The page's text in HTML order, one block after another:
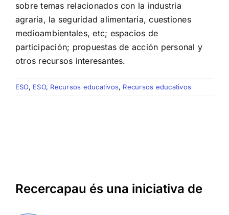
sobre temas relacionados con la industria
agraria, la seguridad alimentaria, cuestiones
medioambientales, etc; espacios de
participación; propuestas de acción personal y
otros recursos interesantes.
ESO, ESO, Recursos educativos, Recursos educativos
Recercapau és una iniciativa de